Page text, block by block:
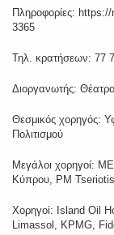
Πληροφορίες:
3365
Τηλ. κρατήσεων: 77
Διοργανωτής:
Θεσμικός χορηγός:
Πολιτισμού
Μεγάλοι χορηγοί:
Κύπρου, PM Tseriotis
Χορηγοί: Island Oil
Limassol, KPMG,